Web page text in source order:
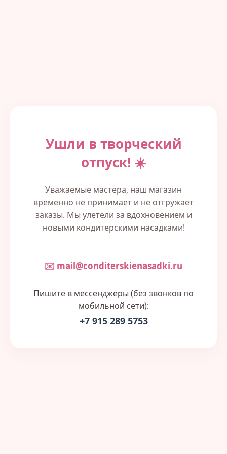
Ушли в творческий
отпуск! ☀️
Уважаемые мастера, наш магазин
временно не принимает и не отгружает
заказы. Мы улетели за вдохновением и
новыми кондитерскими насадками!
✉️ mail@conditerskienasadki.ru
Пишите в мессенджеры (без звонков по
мобильной сети):
+7 915 289 5753